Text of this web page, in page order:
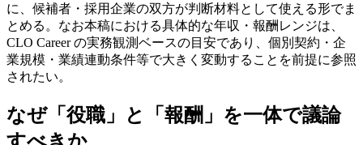
に、候補者・採用企業の双方が判断材料として使える形でま
とめる。なお本稿における具体的な年収・報酬レンジは、
CLO Career の実務観測ベースの目安であり、個別契約・企
業規模・業績連動条件等で大きく変動することを前提に参照
されたい。
なぜ「役職」と「報酬」を一体で議論
すべきか